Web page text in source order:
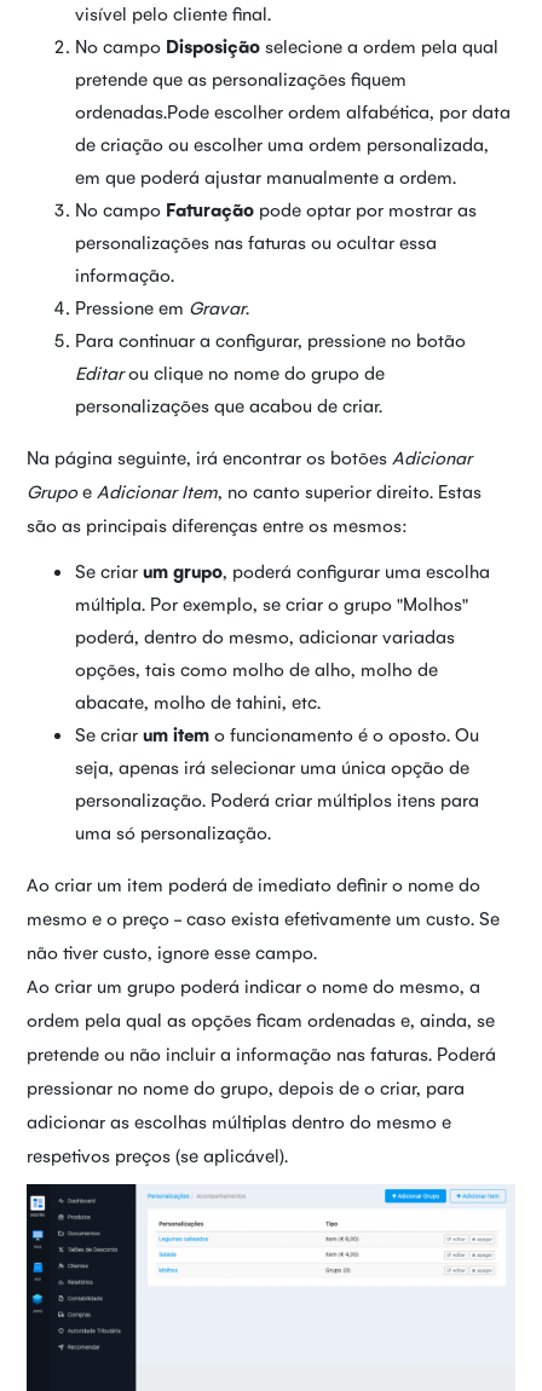
visível pelo cliente final.
No campo Disposição selecione a ordem pela qual
pretende que as personalizações fiquem
ordenadas.Pode escolher ordem alfabética, por data
de criação ou escolher uma ordem personalizada,
em que poderá ajustar manualmente a ordem.
No campo Faturação pode optar por mostrar as
personalizações nas faturas ou ocultar essa
informação.
Pressione em Gravar.
Para continuar a configurar, pressione no botão
Editarou clique no nome do grupo de
personalizações que acabou de criar.
Na página seguinte, irá encontrar os botões Adicionar
Grupoe Adicionar Item, no canto superior direito. Estas
são as principais diferenças entre os mesmos:
Se criarum grupo, poderá configurar uma escolha
múltipla. Por exemplo, se criar o grupo "Molhos"
poderá, dentro do mesmo, adicionar variadas
opções, tais como molho de alho, molho de
abacate, molho de tahini, etc.
Se criarum item o funcionamento é o oposto. Ou
seja, apenas irá selecionar uma única opção de
personalização. Poderá criar múltiplos itens para
uma só personalização.
Ao criar um item poderá de imediato definir o nome do
mesmo e o preço - caso exista efetivamente um custo. Se
não tiver custo, ignore esse campo.
Ao criar um grupo poderá indicar o nome do mesmo, a
ordem pela qual as opções ficam ordenadas e, ainda, se
pretende ou não incluir a informação nas faturas. Poderá
pressionar no nome do grupo, depois de o criar, para
adicionar as escolhas múltiplas dentro do mesmo e
respetivos preços (se aplicável).